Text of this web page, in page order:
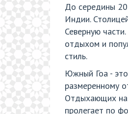
До середины 20
Индии.
Северную
отдыхом и
стиль.
Южный Гоа -
размеренному
Отдыхающих на
пролегает по